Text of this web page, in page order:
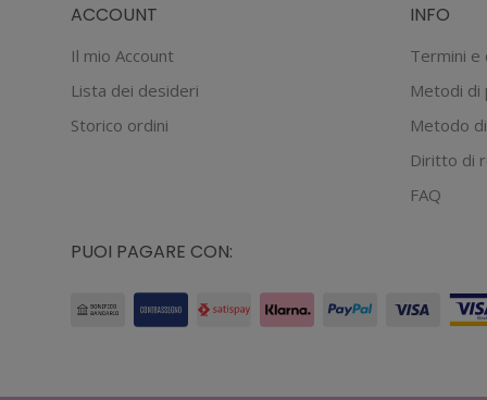
ACCOUNT
Il mio Account
Lista dei desideri
Storico ordini
INFO
Termini e
Metodi di
Metodo
Diritto di
FAQ
PUOI PAGARE CON: